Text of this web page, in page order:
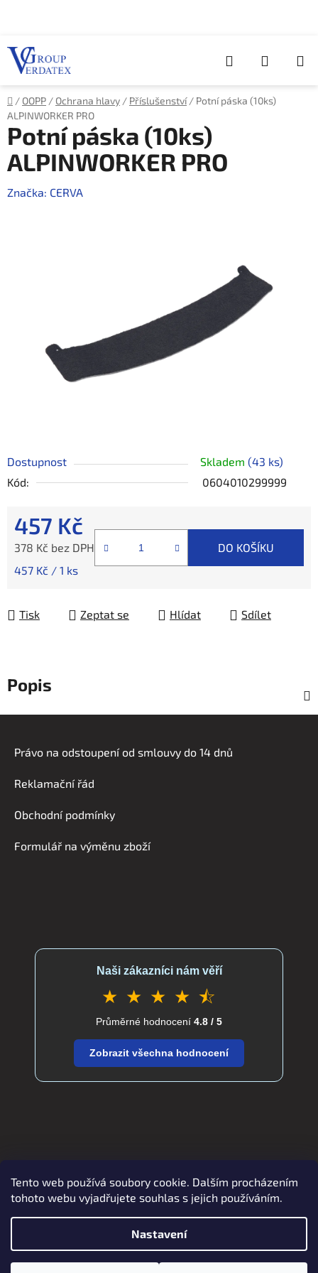
Tento web používá soubory cookie. Dalším procházením
tohoto webu vyjadřujete souhlas s jejich používáním.
Nastavení
Hledat
KOŠÍK
Domů
/ OOPP / Ochrana hlavy / Příslušenství / Potní páska (10ks)
ALPINWORKER PRO
Dostupnost Skladem (43 ks)
Kód:
0604010299999
457 Kč
378 Kč bez DPH
Měrná cena:
457 Kč / 1 ks
DO KOŠÍKU
Tisk Zeptat se Hlídat Sdílet
Potní páska (10ks)
ALPINWORKER PRO
Značka: CERVA
Popis
Právo na odstoupení od smlouvy do 14 dnů
Reklamační řád
Obchodní podmínky
Formulář na výměnu zboží
Naši zákazníci nám věří
★ ★ ★ ★ ⯪
Průměrné hodnocení 4.8 / 5
Zobrazit všechna hodnocení
Zboží.cz Heureka.cz verdatex.cz
Vytvořil Shoptet